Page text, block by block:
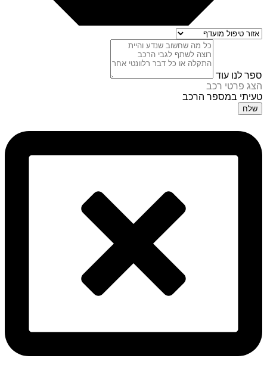
ספר לנו עוד
הצג פרטי רכב
טעיתי במספר הרכב
שלח